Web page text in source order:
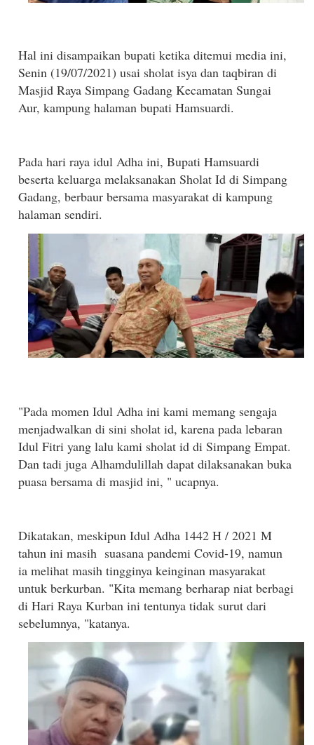
Hal ini disampaikan bupati ketika ditemui media ini,
Senin (19/07/2021) usai sholat isya dan taqbiran di
Masjid Raya Simpang Gadang Kecamatan Sungai
Aur, kampung halaman bupati Hamsuardi.
Pada hari raya idul Adha ini, Bupati Hamsuardi
beserta keluarga melaksanakan Sholat Id di Simpang
Gadang, berbaur bersama masyarakat di kampung
halaman sendiri.
"Pada momen Idul Adha ini kami memang sengaja
menjadwalkan di sini sholat id, karena pada lebaran
Idul Fitri yang lalu kami sholat id di Simpang Empat.
Dan tadi juga Alhamdulillah dapat dilaksanakan buka
puasa bersama di masjid ini, " ucapnya.
Dikatakan, meskipun Idul Adha 1442 H / 2021 M
tahun ini masih suasana pandemi Covid-19, namun
ia melihat masih tingginya keinginan masyarakat
untuk berkurban. "Kita memang berharap niat berbagi
di Hari Raya Kurban ini tentunya tidak surut dari
sebelumnya, "katanya.